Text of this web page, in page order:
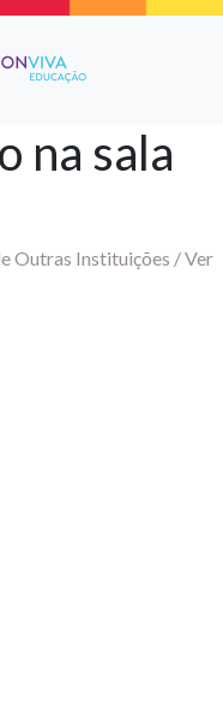
na sala
Outras Instituições /Ver